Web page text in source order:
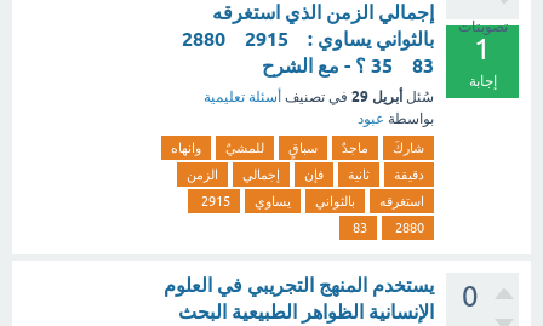
تصويتات
1
إجابة
إجمالي الزمن الذي استغرقه
83 35 ؟ - مع الشرح
سُئل أبريل 29 في تصنيف أسئلة تعليمية
بواسطة عبود
شاركَ ماجدٌ سباقٍ للمشيٌ
وانهاه
دقيقة
ثانية فإن إجمالي
الزمن
استغرقه
بالثواني يساوي
2915
2880
83
0
يستخدم المنهج التجريبي في العلوم
الإنسانية الظواهر الطبيعية البحث